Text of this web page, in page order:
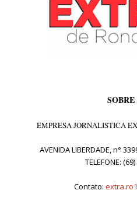
SOBRE
EMPRESA JORNALISTICA
AVENIDA LIBERDADE, n°
TELEFONE:
Contato: